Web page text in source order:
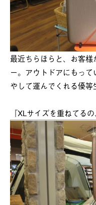
最近ちらほらと、お客
ー。アウトドアにもっ
やして運んでくれる優
『XLサイズを重ねてる